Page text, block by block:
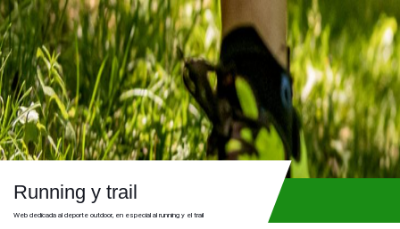
Skip
to
content
Running y trail
Web dedicada al deporte outdoor, en especial al running y el trail